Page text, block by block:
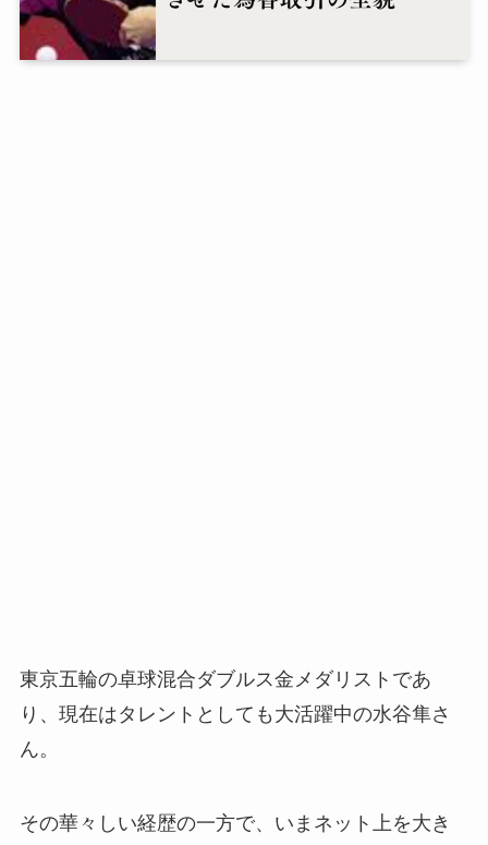
東京五輪の卓球混合ダブルス金メダリストであ
り、現在はタレントとしても大活躍中の水谷隼さ
ん。
その華々しい経歴の一方で、いまネット上を大き